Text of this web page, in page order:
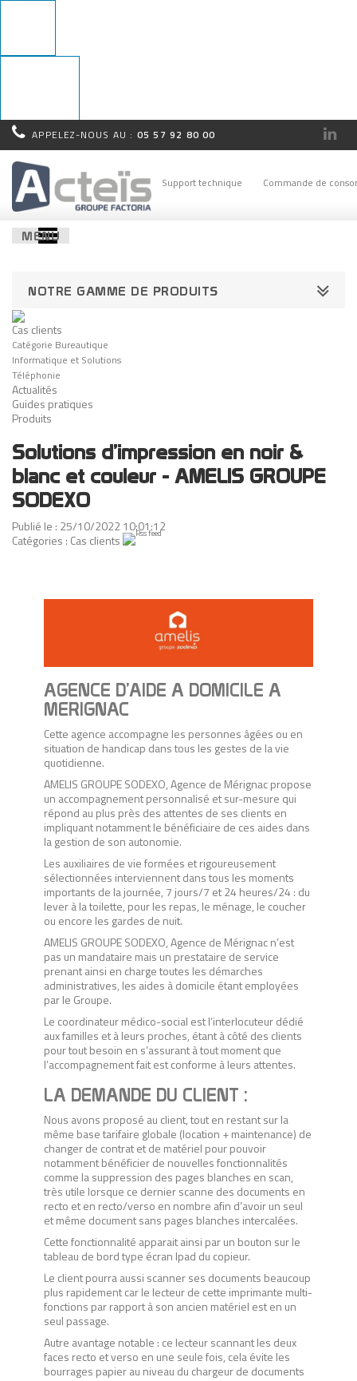
Rappel
immédiat !
APPELEZ-NOUS AU : 05 57 92 80 00
Support technique Commande de
MENU
NOTRE GAMME DE PRODUITS
Cas clients
Catégorie Bureautique
Informatique et Solutions
Téléphonie
Actualités
Guides pratiques
Produits
Solutions d’impression en noir &
blanc et couleur - AMELIS GROUPE
SODEXO
Publié le : 25/10/2022 10:01:12
Catégories : Cas clients
AGENCE D’AIDE A DOMICILE A
MERIGNAC
Cette agence accompagne les personnes âgées ou en
situation de handicap dans tous les gestes de la vie
quotidienne.
AMELIS GROUPE SODEXO, Agence de Mérignac propose
un accompagnement personnalisé et sur-mesure qui
répond au plus près des attentes de ses clients en
impliquant notamment le bénéficiaire de ces aides dans
la gestion de son autonomie.
Les auxiliaires de vie formées et rigoureusement
sélectionnées interviennent dans tous les moments
importants de la journée, 7 jours/7 et 24 heures/24 : du
lever à la toilette, pour les repas, le ménage, le coucher
ou encore les gardes de nuit.
AMELIS GROUPE SODEXO, Agence de Mérignac n’est
pas un mandataire mais un prestataire de service
prenant ainsi en charge toutes les démarches
administratives, les aides à domicile étant employées
par le Groupe.
Le coordinateur médico-social est l’interlocuteur dédié
aux familles et à leurs proches, étant à côté des clients
pour tout besoin en s’assurant à tout moment que
l’accompagnement fait est conforme à leurs attentes.
LA DEMANDE DU CLIENT :
Nous avons proposé au client, tout en restant sur la
même base tarifaire globale (location + maintenance) de
changer de contrat et de matériel pour pouvoir
notamment bénéficier de nouvelles fonctionnalités
comme la suppression des pages blanches en scan,
très utile lorsque ce dernier scanne des documents en
recto et en recto/verso en nombre afin d’avoir un seul
et même document sans pages blanches intercalées.
Cette fonctionnalité apparait ainsi par un bouton sur le
tableau de bord type écran Ipad du copieur.
Le client pourra aussi scanner ses documents beaucoup
plus rapidement car le lecteur de cette imprimante multi-
fonctions par rapport à son ancien matériel est en un
seul passage.
Autre avantage notable : ce lecteur scannant les deux
faces recto et verso en une seule fois, cela évite les
bourrages papier au niveau du chargeur de documents